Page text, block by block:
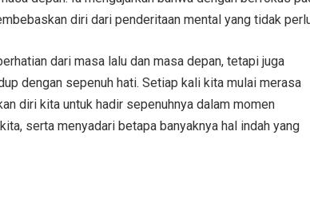
diri dari penderitaan mental yang tidak
dari masa lalu dan masa depan, tetapi juga
dengan sepenuh hati. Setiap kali kita mulai merasa
diri kita untuk hadir sepenuhnya dalam momen
serta menyadari betapa banyaknya hal indah yang